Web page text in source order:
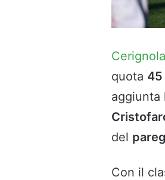
quota 45
aggiunta
del
Con il